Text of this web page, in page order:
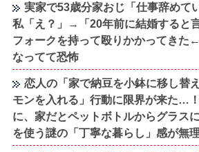
実家で53歳分家おじ「仕事辞めて
私「え？」→「20年前に結婚すると
フォークを持って殴りかかってきた
なってて恐怖
恋人の「家で納豆を小鉢に移し替
モンを入れる」行動に限界が来た…
に、家だとペットボトルからグラス
を使う謎の「丁寧な暮らし」感が無